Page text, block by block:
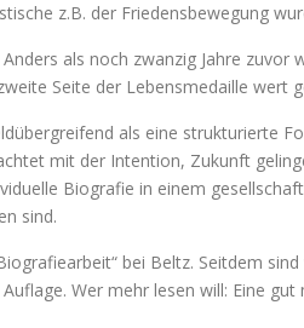
z.B. der Friedensbewegung
als noch zwanzig Jahre
Seite der Lebensmedaille wert
als eine strukturierte
mit der Intention, Zukunft
Biografie in einem
sind.
bei Beltz. Seitdem
Wer mehr lesen will: Eine